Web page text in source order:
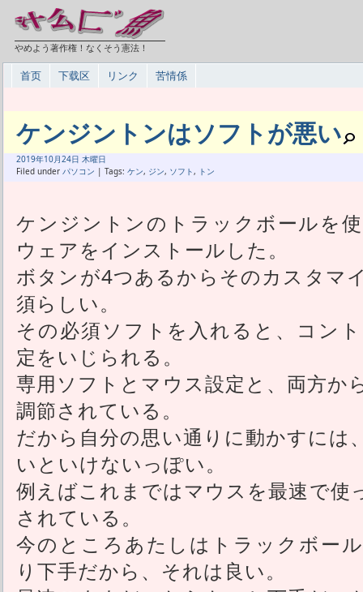
やめよう著作権！なくそう憲法！
首页 下载区 リンク 苦情係
ケンジントンはソフトが悪い
2019年10月24日 木曜日
Filed under パソコン | Tags: ケン, ジン, ソフト, トン
ケンジントンのトラックボールを
ウェアをインストールした。
ボタンが4つあるからそのカスタマ
須らしい。
その必須ソフトを入れると、コン
定をいじられる。
専用ソフトとマウス設定と、両方か
調節されている。
だから自分の思い通りに動かすには
いといけないっぽい。
例えばこれまではマウスを最速で使
されている。
今のところあたしはトラックボー
り下手だから、それは良い。